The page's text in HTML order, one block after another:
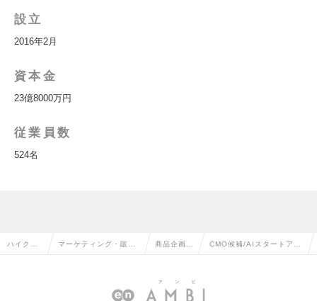
設立
2016年2月
資本金
23億8000万円
従業員数
524名
ハイクラ マーケティング・販促 商品企画・ CMO候補/AIスタートアッ